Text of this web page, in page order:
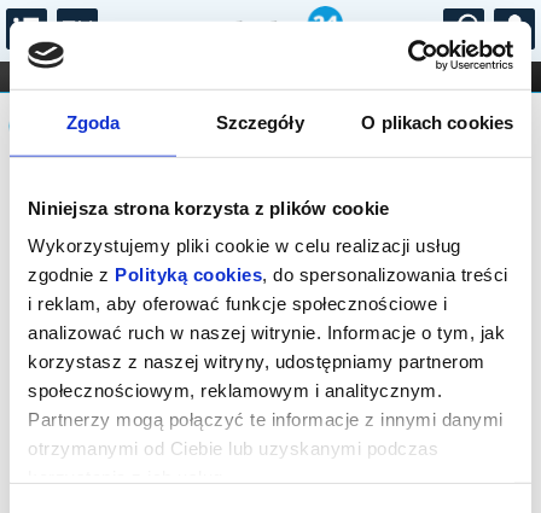
Zgoda Szczegóły O plikach cookies
Niniejsza strona korzysta z plików cookie
Wykorzystujemy pliki cookie w celu realizacji usług
zgodnie z Polityką cookies, do spersonalizowania treści
i reklam, aby oferować funkcje społecznościowe i
analizować ruch w naszej witrynie. Informacje o tym, jak
korzystasz z naszej witryny, udostępniamy partnerom
społecznościowym, reklamowym i analitycznym.
Partnerzy mogą połączyć te informacje z innymi danymi
otrzymanymi od Ciebie lub uzyskanymi podczas
...
FILHARMONIA OPERA I BALET
STAND-UP
DLA DZIECI
Komunikat
Bilety na ten spektakl zostały
wyprzedane.